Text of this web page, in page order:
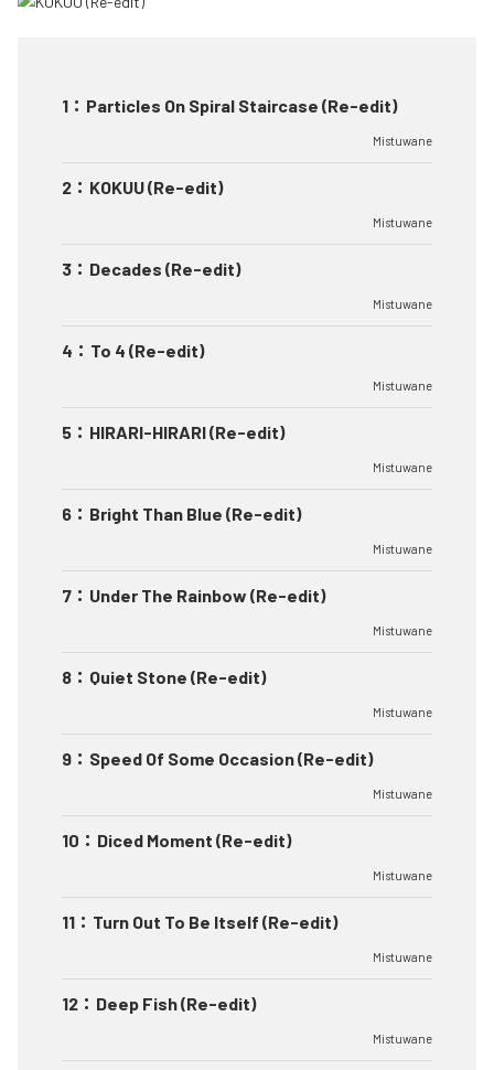
1 ： Particles On Spiral Staircase (Re-edit)
Mistuwane
2 ： KOKUU (Re-edit)
Mistuwane
3 ： Decades (Re-edit)
Mistuwane
4 ： To 4 (Re-edit)
Mistuwane
5 ： HIRARI-HIRARI (Re-edit)
Mistuwane
6 ： Bright Than Blue (Re-edit)
Mistuwane
7 ： Under The Rainbow (Re-edit)
Mistuwane
8 ： Quiet Stone (Re-edit)
Mistuwane
9 ： Speed Of Some Occasion (Re-edit)
Mistuwane
10 ： Diced Moment (Re-edit)
Mistuwane
11 ： Turn Out To Be Itself (Re-edit)
Mistuwane
12 ： Deep Fish (Re-edit)
Mistuwane